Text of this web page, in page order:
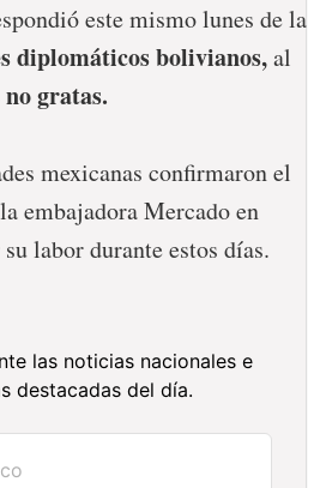
este mismo lunes de la
diplomáticos bolivianos,al
gratas.
mexicanas confirmaron el
embajadora Mercado en
labor durante estos días.
las noticias nacionales e
destacadas del día.